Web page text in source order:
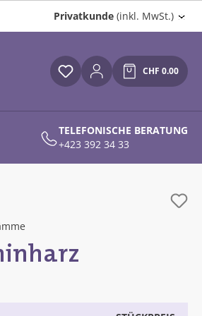
Privatkunde (inkl. MwSt.)
Du hast 0 Produkte auf
CHF 0.00
TELEFONISCHE BERATUNG
+423 392 34 33